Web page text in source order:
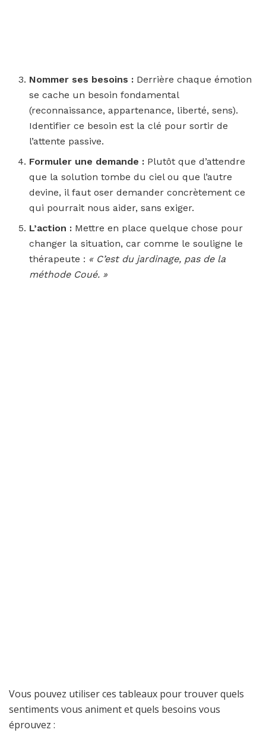
Nommer ses besoins : Derrière chaque émotion
se cache un besoin fondamental
(reconnaissance, appartenance, liberté, sens).
Identifier ce besoin est la clé pour sortir de
l’attente passive.
Formuler une demande : Plutôt que d’attendre
que la solution tombe du ciel ou que l’autre
devine, il faut oser demander concrètement ce
qui pourrait nous aider, sans exiger.
L’action : Mettre en place quelque chose pour
changer la situation, car comme le souligne le
thérapeute : « C’est du jardinage, pas de la
méthode Coué. »
Vous pouvez utiliser ces tableaux pour trouver quels
sentiments vous animent et quels besoins vous
éprouvez :